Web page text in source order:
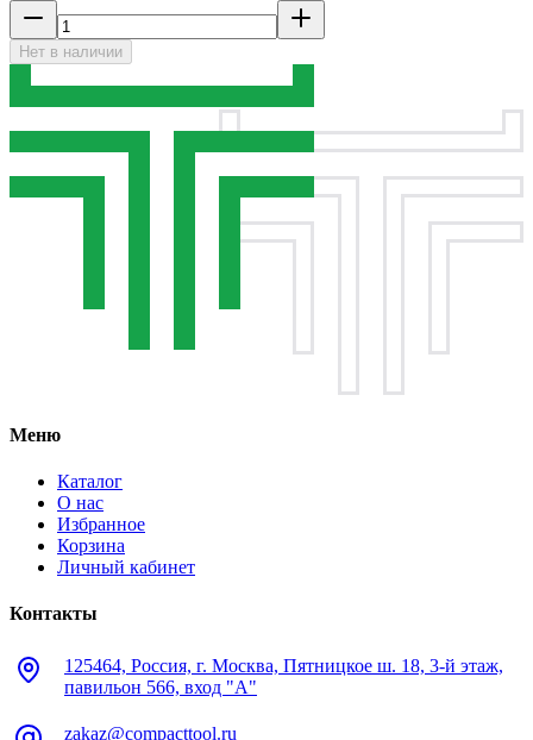
Нет в наличии
Меню
Каталог
О нас
Избранное
Корзина
Личный кабинет
Контакты
125464, Россия, г. Москва, Пятницкое ш. 18, 3-й этаж,
павильон 566, вход "А"
zakaz@compacttool.ru